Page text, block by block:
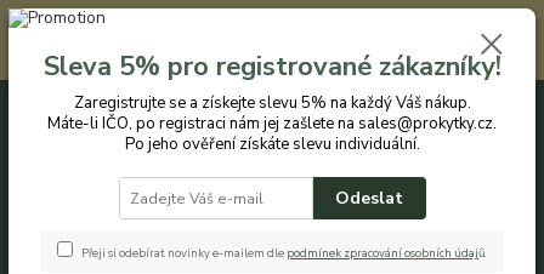
Registrovaným zákazníkům nabízíme slevu 5% na každý nákup. Máte-li
IČO, po registraci nám jej zašlete na sales@prokytky.cz. Po jeho ověření
získáte slevu individuální. Přejít na registraci →
CZK
+420 774 544 973 0ks
Sleva 5% pro registrované zákazníky!
Zaregistrujte se a získejte slevu 5% na každý Váš nákup.
Máte-li IČO, po registraci nám jej zašlete na sales@prokytky.cz.
Po jeho ověření získáte slevu individuální.
Odeslat
Přeji si odebírat novinky e-mailem dle podmínek zpracování osobních údajů.